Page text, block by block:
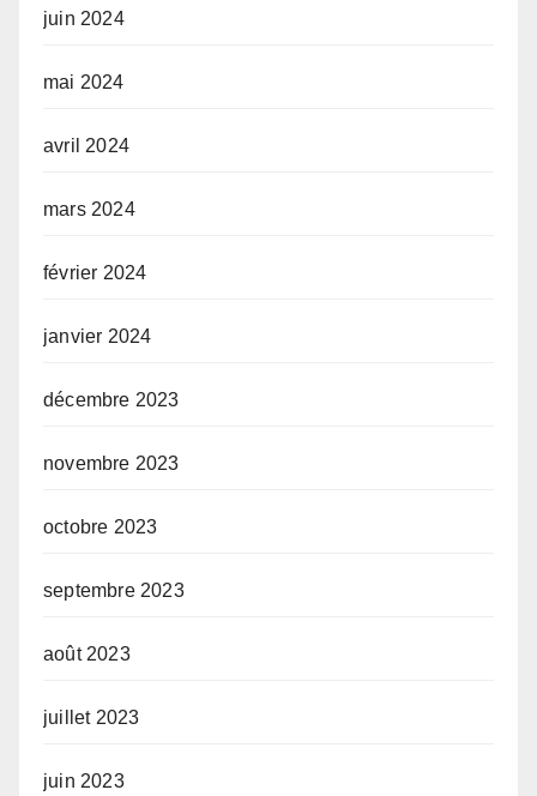
juin 2024
mai 2024
avril 2024
mars 2024
février 2024
janvier 2024
décembre 2023
novembre 2023
octobre 2023
septembre 2023
août 2023
juillet 2023
juin 2023